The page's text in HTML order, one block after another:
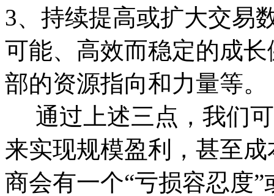
3、持续提高或扩大交易
可能、高效而稳定的成
部的资源指向和力量等。
通过上述三点，我们
来实现规模盈利，甚至
商会有一个“亏损容忍度